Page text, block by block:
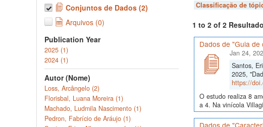
Conjuntos de Dados (2)
Arquivos (0)
Publication Year
2025 (1)
2024 (1)
Autor (Nome)
Loss, Arcângelo (2)
Florisbal, Luana Moreira (1)
Machado, Ludmila Nascimento (1)
Pedron, Fabrício de Aráujo (1)
Classificação de
1 to 2 of 2
Dados de "Guia
Jan 24,
Santos,
2025,
https://
O estudo realiza 8
a 4. Na vinícola
Dados de